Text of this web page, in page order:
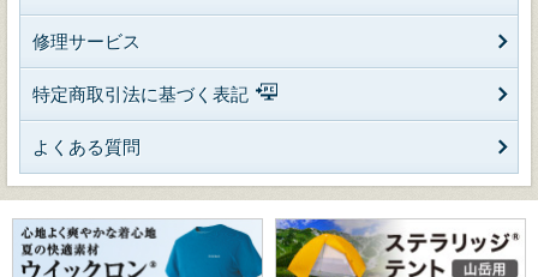
修理サービス
特定商取引法に基づく表記
よくある質問